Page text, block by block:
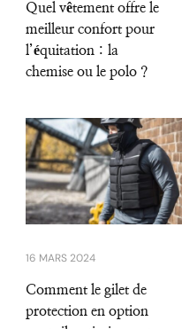
Quel vêtement offre le
meilleur confort pour
l’équitation : la
chemise ou le polo ?
16 MARS 2024
Comment le gilet de
protection en option